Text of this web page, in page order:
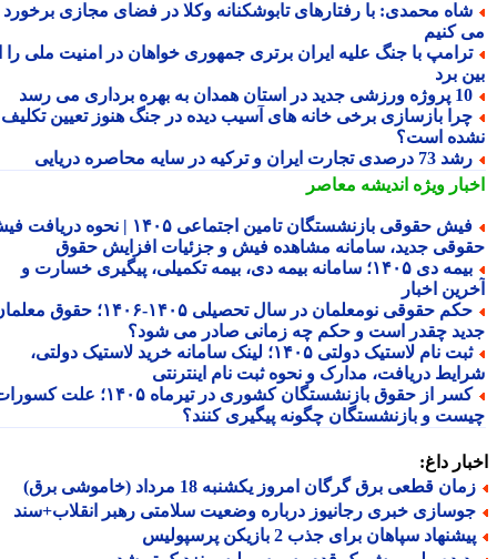
محمدی: با رفتارهای تابوشکنانه وکلا در فضای مجازی برخورد
کنیم
با جنگ علیه ایران برتری جمهوری خواهان در امنیت ملی را از
برد
در استان همدان به بهره برداری می رسد
بازسازی برخی خانه های آسیب دیده در جنگ هنوز تعیین تکلیف
است؟
تجارت ایران و ترکیه در سایه محاصره دریایی
ویژهاندیشه معاصر
فیش حقوقی بازنشستگان تامین اجتماعی ۱۴۰۵ | نحوه دریافت فیش
جدید، سامانه مشاهده فیش و جزئیات افزایش حقوق
بیمه دی ۱۴۰۵؛ سامانه بیمه دی، بیمه تکمیلی، پیگیری خسارت و
اخبار
حکم حقوقی نومعلمان در سال تحصیلی ۱۴۰۵-۱۴۰۶؛ حقوق معلمان
چقدر است و حکم چه زمانی صادر می شود؟
ثبت نام لاستیک دولتی ۱۴۰۵؛ لینک سامانه خرید لاستیک دولتی،
دریافت، مدارک و نحوه ثبت نام اینترنتی
کسر از حقوق بازنشستگان کشوری در تیرماه ۱۴۰۵؛ علت کسورات
و بازنشستگان چگونه پیگیری کنند؟
داغ:
قطعی برق گرگان امروز یکشنبه 18 مرداد (خاموشی برق)
خبری رجانیوز درباره وضعیت سلامتی رهبر انقلاب+سند
سپاهان برای جذب 2 بازیکن پرسپولیس